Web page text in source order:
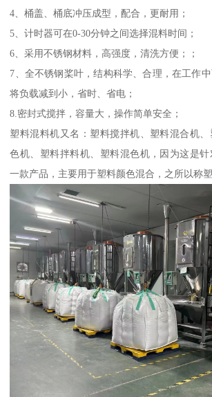
4、桶盖、桶底冲压成型，配合，更耐用；
5、计时器可在0-30分钟之间选择混料时间；
6、采用不锈钢材料，高强度，清洗方便；；
7、全不锈钢桨叶，结构科学、合理，在工作
将负载减到小，省时、省电；
8.密封式搅拌，容量大，操作简单安全；
塑料混料机又名：塑料搅拌机、塑料混合机
色机、塑料拌料机、塑料混色机，因为这是
一款产品，主要用于塑料颜色混合，之所以称塑